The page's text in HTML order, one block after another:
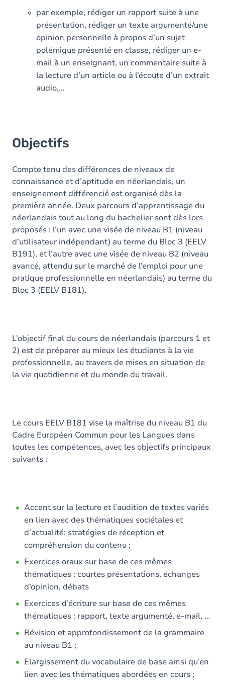
par exemple, rédiger un rapport suite à une
présentation, rédiger un texte argumenté/une
opinion personnelle à propos d’un sujet
polémique présenté en classe, rédiger un e-
mail à un enseignant, un commentaire suite à
la lecture d’un article ou à l’écoute d’un extrait
audio,…
Objectifs
Compte tenu des différences de niveaux de
connaissance et d’aptitude en néerlandais, un
enseignement différencié est organisé dès la
première année. Deux parcours d’apprentissage du
néerlandais tout au long du bachelier sont dès lors
proposés : l’un avec une visée de niveau B1 (niveau
d’utilisateur indépendant) au terme du Bloc 3 (EELV
B191), et l’autre avec une visée de niveau B2 (niveau
avancé, attendu sur le marché de l’emploi pour une
pratique professionnelle en néerlandais) au terme du
Bloc 3 (EELV B181).
L’objectif final du cours de néerlandais (parcours 1 et
2) est de préparer au mieux les étudiants à la vie
professionnelle, au travers de mises en situation de
la vie quotidienne et du monde du travail.
Le cours EELV B181 vise la maîtrise du niveau B1 du
Cadre Européen Commun pour les Langues dans
toutes les compétences, avec les objectifs principaux
suivants :
Accent sur la lecture et l’audition de textes variés
en lien avec des thématiques sociétales et
d’actualité: stratégies de réception et
compréhension du contenu ;
Exercices oraux sur base de ces mêmes
thématiques : courtes présentations, échanges
d’opinion, débats
Exercices d’écriture sur base de ces mêmes
thématiques : rapport, texte argumenté, e-mail, …
Révision et approfondissement de la grammaire
au niveau B1 ;
Elargissement du vocabulaire de base ainsi qu’en
lien avec les thématiques abordées en cours ;